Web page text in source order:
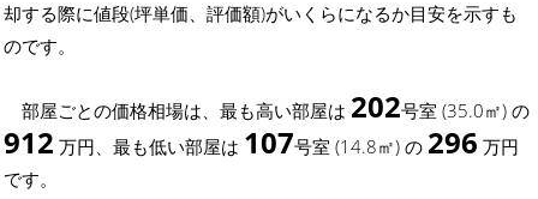
却する際に値段(坪単価、評価額)がいくらになるか目安を示すも
のです。
部屋ごとの価格相場は、最も高い部屋は 202号室 (35.0㎡) の
912 万円、最も低い部屋は 107号室 (14.8㎡) の 296 万円
です。